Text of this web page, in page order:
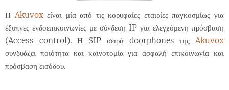
ΗAkuvoxείναι μία από τις κορυφαίες εταιρίες παγκοσμίως για
έξυπνες ενδοεπικοινωνίες με σύνδεση IP για ελεγχόμενη πρόσβαση
(Access control). Η SIP σειρά doorphones τηςAkuvox
συνδυάζει ποιότητα και καινοτομία για ασφαλή επικοινωνία και
πρόσβαση εισόδου.